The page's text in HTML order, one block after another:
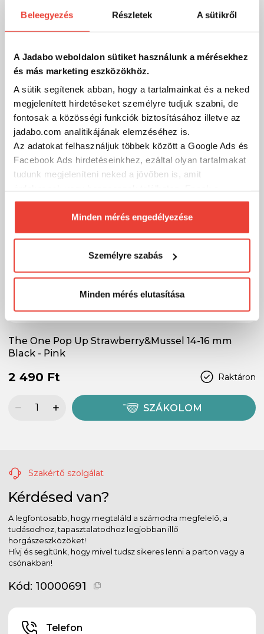
Beleegyezés Részletek A sütikről
A Jadabo weboldalon sütiket használunk a mérésekhez
és más marketing eszközökhöz.
A sütik segítenek abban, hogy a tartalmainkat és a neked
megjelenített hirdetéseket személyre tudjuk szabni, de
fontosak a közösségi funkciók biztosításához illetve az
jadabo.com analitikájának elemzéséhez is.
Az adatokat felhasználjuk többek között a Google Ads és
Facebook Ads hirdetéseinkhez, ezáltal olyan tartalmakat
tudunk megjeleníteni neked a jövőben is, amit
biztosításához arra kérünk, hogy engedd meg
számunkra minden mérés használatát.
Természetesensoha semmilyen formában nem fogunk
megváltoztathatod a döntésed ezzel kapcsolatban.
Előre is köszönjük!
Minden mérés engedélyezése
Személyre szabás
Minden mérés elutasítása
The One Pop Up Strawberry&Mussel 14-16 mm
Black - Pink
Raktáron
2 490 Ft
SZÁKOLOM
Szakértő szolgálat
Kérdésed van?
A legfontosabb, hogy megtaláld a számodra megfelelő, a
tudásodhoz, tapasztalatodhoz legjobban illő
horgászeszközöket!
Hívj és segítünk, hogy mivel tudsz sikeres lenni a parton vagy a
csónakban!
Kód: 10000691
Telefon